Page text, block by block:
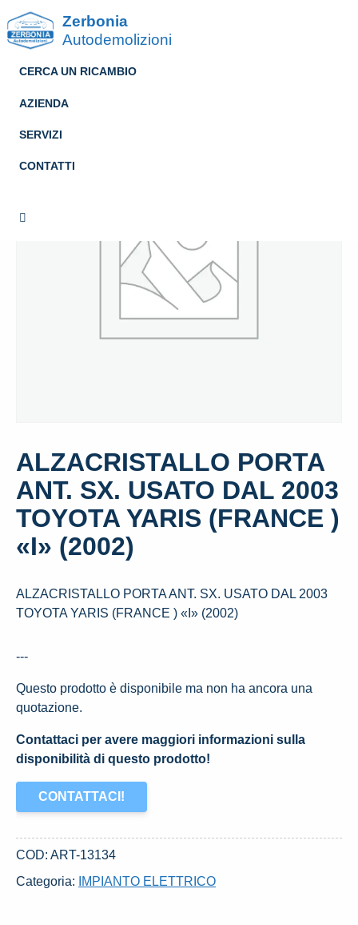
Zerbonia
Autodemolizioni
CERCA UN RICAMBIO
AZIENDA
SERVIZI
CONTATTI
ALZACRISTALLO PORTA
ANT. SX. USATO DAL 2003
TOYOTA YARIS (FRANCE )
«I» (2002)
ALZACRISTALLO PORTA ANT. SX. USATO DAL 2003
TOYOTA YARIS (FRANCE ) «I» (2002)
---
Questo prodotto è disponibile ma non ha ancora una
quotazione.
Contattaci per avere maggiori informazioni sulla
disponibilità di questo prodotto!
CONTATTACI!
COD: ART-13134
Categoria:
IMPIANTO ELETTRICO